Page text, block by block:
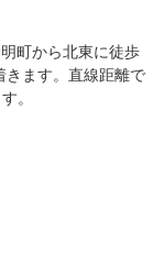
町から北東に徒歩
きます。直線距離で
。